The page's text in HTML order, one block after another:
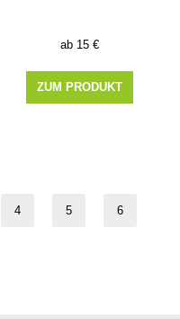
15 €
ZUM PRODUKT
4 5 6